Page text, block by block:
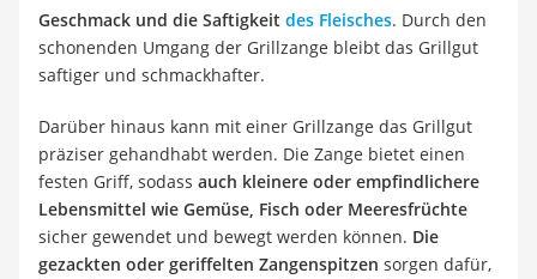
Geschmack und die Saftigkeit des Fleisches. Durch den
schonenden Umgang der Grillzange bleibt das Grillgut
saftiger und schmackhafter.
Darüber hinaus kann mit einer Grillzange das Grillgut
präziser gehandhabt werden. Die Zange bietet einen
festen Griff, sodass auch kleinere oder empfindlichere
Lebensmittel wie Gemüse, Fisch oder Meeresfrüchte
sicher gewendet und bewegt werden können. Die
gezackten oder geriffelten Zangenspitzen sorgen dafür,